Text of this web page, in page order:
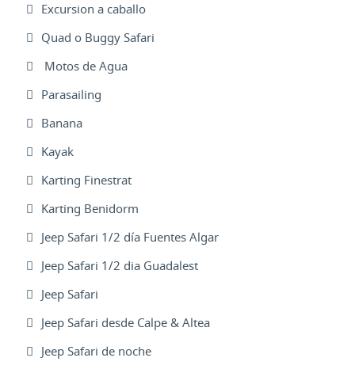
Excursion a caballo
Quad o Buggy Safari
Motos de Agua
Parasailing
Banana
Kayak
Karting Finestrat
Karting Benidorm
Jeep Safari 1/2 día Fuentes Algar
Jeep Safari 1/2 dia Guadalest
Jeep Safari
Jeep Safari desde Calpe & Altea
Jeep Safari de noche